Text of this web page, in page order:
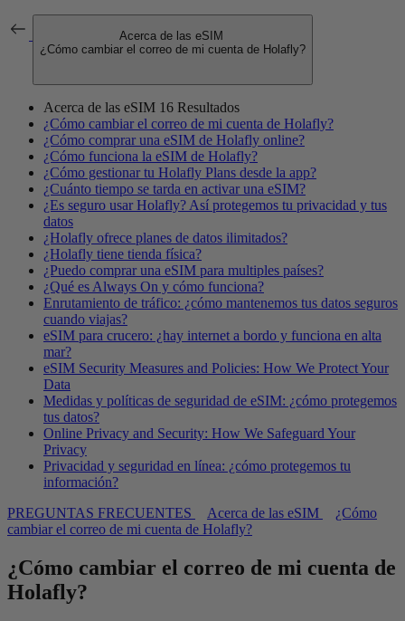
Acerca de las eSIM
¿Cómo cambiar el correo de mi cuenta de Holafly?
Acerca de las eSIM 16 Resultados
¿Cómo cambiar el correo de mi cuenta de Holafly?
¿Cómo comprar una eSIM de Holafly online?
¿Cómo funciona la eSIM de Holafly?
¿Cómo gestionar tu Holafly Plans desde la app?
¿Cuánto tiempo se tarda en activar una eSIM?
¿Es seguro usar Holafly? Así protegemos tu privacidad y tus
datos
¿Holafly ofrece planes de datos ilimitados?
¿Holafly tiene tienda física?
¿Puedo comprar una eSIM para multiples países?
¿Qué es Always On y cómo funciona?
Enrutamiento de tráfico: ¿cómo mantenemos tus datos seguros
cuando viajas?
eSIM para crucero: ¿hay internet a bordo y funciona en alta
mar?
eSIM Security Measures and Policies: How We Protect Your
Data
Medidas y políticas de seguridad de eSIM: ¿cómo protegemos
tus datos?
Online Privacy and Security: How We Safeguard Your
Privacy
Privacidad y seguridad en línea: ¿cómo protegemos tu
información?
PREGUNTAS FRECUENTES
Acerca de las eSIM
¿Cómo
cambiar el correo de mi cuenta de Holafly?
¿Cómo cambiar el correo de mi cuenta de
Holafly?